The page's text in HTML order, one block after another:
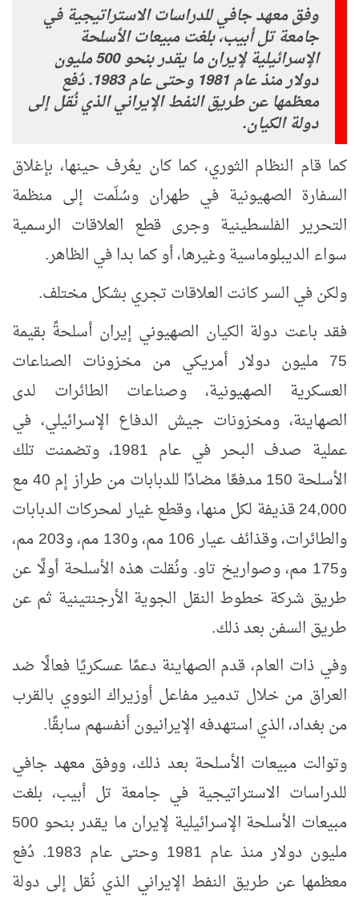
وفق معهد جافي للدراسات الاستراتيجية في
جامعة تل أبيب، بلغت مبيعات الأسلحة
الإسرائيلية لإيران ما يقدر بنحو 500 مليون
دولار منذ عام 1981 وحتى عام 1983. دُفع
معظمها عن طريق النفط الإيراني الذي نُقل إلى
دولة الكيان.
كما قام النظام الثوري، كما كان يعُرف حينها، بإغلاق
السفارة الصهيونية في طهران وسُلّمت إلى منظمة
التحرير الفلسطينية وجرى قطع العلاقات الرسمية
سواء الديبلوماسية وغيرها، أو كما بدا في الظاهر.
ولكن في السر كانت العلاقات تجري بشكل مختلف.
فقد باعت دولة الكيان الصهيوني إيران أسلحةً بقيمة
75 مليون دولار أمريكي من مخزونات الصناعات
العسكرية الصهيونية، وصناعات الطائرات لدى
الصهاينة، ومخزونات جيش الدفاع الإسرائيلي، في
عملية صدف البحر في عام 1981، وتضمنت تلك
الأسلحة 150 مدفعًا مضادًا للدبابات من طراز إم 40 مع
24,000 قذيفة لكل منها، وقطع غيار لمحركات الدبابات
والطائرات، وقذائف عيار 106 مم، و130 مم، و203 مم،
و175 مم، وصواريخ تاو. ونُقلت هذه الأسلحة أولًا عن
طريق شركة خطوط النقل الجوية الأرجنتينية ثم عن
طريق السفن بعد ذلك.
وفي ذات العام، قدم الصهاينة دعمًا عسكريًا فعالًا ضد
العراق من خلال تدمير مفاعل أوزيراك النووي بالقرب
من بغداد، الذي استهدفه الإيرانيون أنفسهم سابقًا.
وتوالت مبيعات الأسلحة بعد ذلك، ووفق معهد جافي
للدراسات الاستراتيجية في جامعة تل أبيب، بلغت
مبيعات الأسلحة الإسرائيلية لإيران ما يقدر بنحو 500
مليون دولار منذ عام 1981 وحتى عام 1983. دُفع
معظمها عن طريق النفط الإيراني الذي نُقل إلى دولة